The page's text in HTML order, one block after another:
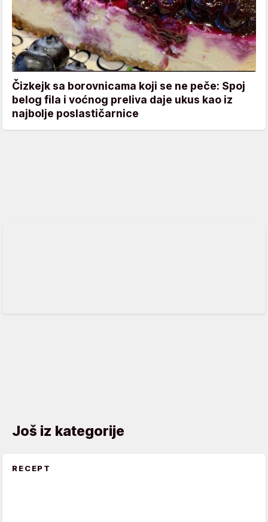
Čizkejk sa borovnicama koji se ne peče: Spoj
belog fila i voćnog preliva daje ukus kao iz
najbolje poslastičarnice
Još iz kategorije
RECEPT